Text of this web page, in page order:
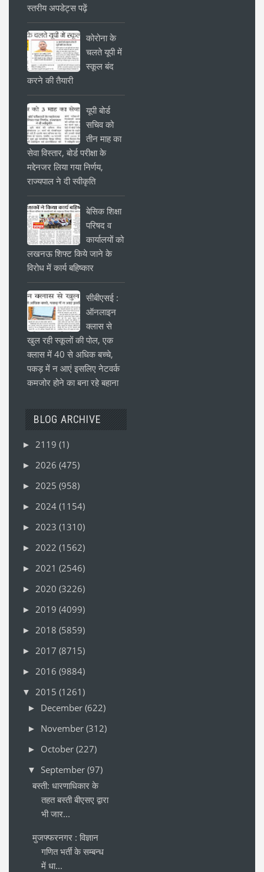
स्तरीय अपडेट्स पढ़ें
कोरोना के
चलते यूपी में
स्कूल बंद
करने की तैयारी
यूपी बोर्ड
सचिव को
तीन माह का
सेवा विस्तार, बोर्ड परीक्षा के
मद्देनजर लिया गया निर्णय,
राज्यपाल ने दी स्वीकृति
बेसिक शिक्षा
परिषद व
कार्यालयों को
लखनऊ शिफ्ट किये जाने के
विरोध में कार्य बहिष्कार
सीबीएसई :
ऑनलाइन
क्लास से
खुल रही स्कूलों की पोल, एक
क्लास में 40 से अधिक बच्चे,
पकड़ में न आएं इसलिए नेटवर्क
कमजोर होने का बना रहे बहाना
BLOG ARCHIVE
► 2119 (1)
► 2026 (475)
► 2025 (958)
► 2024 (1154)
► 2023 (1310)
► 2022 (1562)
► 2021 (2546)
► 2020 (3226)
► 2019 (4099)
► 2018 (5859)
► 2017 (8715)
► 2016 (9884)
▼ 2015 (1261)
► December (622)
► November (312)
► October (227)
▼ September (97)
बस्ती: धारणाधिकार के
तहत बस्ती बीएसए द्वारा
भी जार...
मुजफ्फरनगर : विज्ञान
गणित भर्ती के सम्बन्ध
में धा...